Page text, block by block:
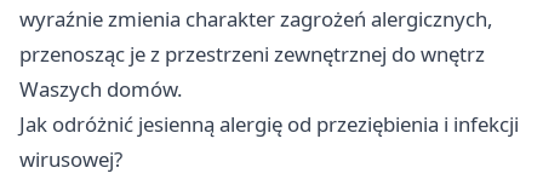
wyraźnie zmienia charakter zagrożeń alergicznych,
przenosząc je z przestrzeni zewnętrznej do wnętrz
Waszych domów.
Jak odróżnić jesienną alergię od przeziębienia i infekcji
wirusowej?